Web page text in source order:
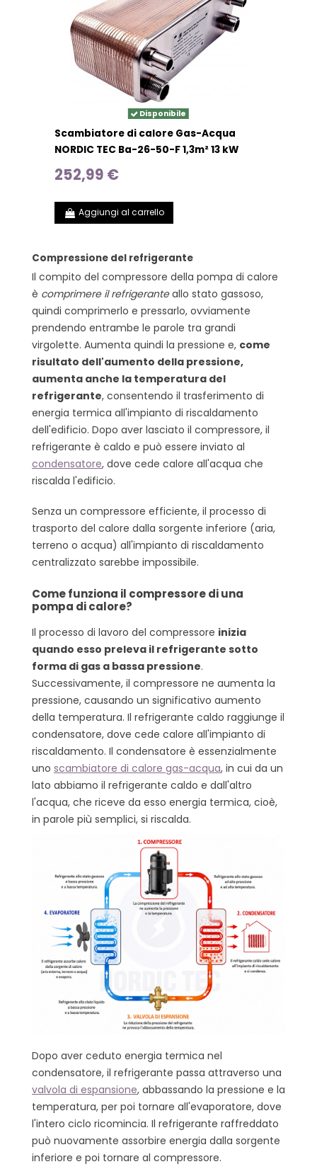
Disponibile
Scambiatore di calore Gas-Acqua
NORDIC TEC Ba-26-50-F 1,3m² 13 kW
252,99 €
Aggiungi al carrello
Compressione del refrigerante
Il compito del compressore della pompa di calore
è comprimere il refrigeranteallo stato gassoso,
quindi comprimerlo e pressarlo, ovviamente
prendendo entrambe le parole tra grandi
virgolette. Aumenta quindi la pressione e, come
risultato dell'aumento della pressione,
aumenta anche la temperatura del
refrigerante, consentendo il trasferimento di
energia termica all'impianto di riscaldamento
dell'edificio. Dopo aver lasciato il compressore, il
refrigerante è caldo e può essere inviato al
condensatore, dove cede calore all'acqua che
riscalda l'edificio.
Senza un compressore efficiente, il processo di
trasporto del calore dalla sorgente inferiore (aria,
terreno o acqua) all'impianto di riscaldamento
centralizzato sarebbe impossibile.
Come funziona il compressore di una
pompa di calore?
Il processo di lavoro del compressore inizia
quando esso preleva il refrigerante sotto
forma di gas a bassa pressione.
Successivamente, il compressore ne aumenta la
pressione, causando un significativo aumento
della temperatura. Il refrigerante caldo raggiunge il
condensatore, dove cede calore all'impianto di
riscaldamento. Il condensatore è essenzialmente
uno scambiatore di calore gas-acqua, in cui da un
lato abbiamo il refrigerante caldo e dall'altro
l'acqua, che riceve da esso energia termica, cioè,
in parole più semplici, si riscalda.
Dopo aver ceduto energia termica nel
condensatore, il refrigerante passa attraverso una
valvola di espansione, abbassando la pressione e la
temperatura, per poi tornare all'evaporatore, dove
l'intero ciclo ricomincia. Il refrigerante raffreddato
può nuovamente assorbire energia dalla sorgente
inferiore e poi tornare al compressore.